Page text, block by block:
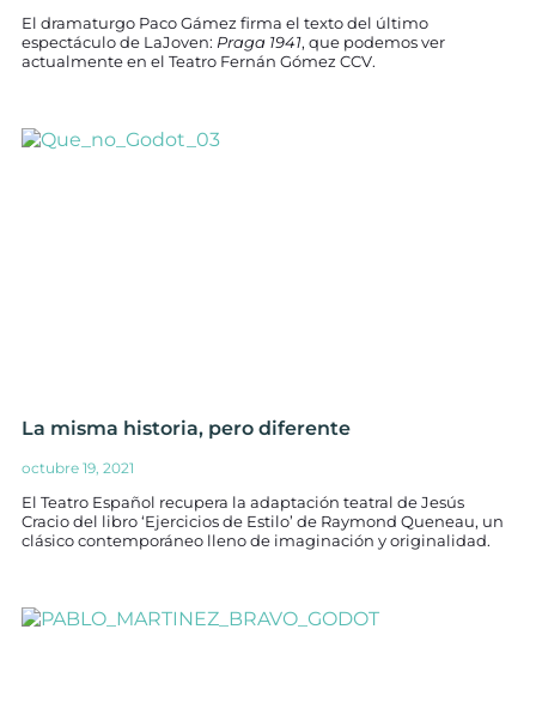
El dramaturgo Paco Gámez firma el texto del último
espectáculo de LaJoven: Praga 1941, que podemos ver
actualmente en el Teatro Fernán Gómez CCV.
La misma historia, pero diferente
octubre 19, 2021
El Teatro Español recupera la adaptación teatral de Jesús
Cracio del libro ‘Ejercicios de Estilo’ de Raymond Queneau, un
clásico contemporáneo lleno de imaginación y originalidad.